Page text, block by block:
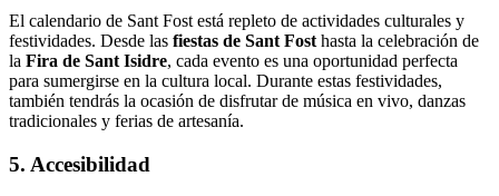
El calendario de Sant Fost está repleto de actividades culturales y
festividades. Desde las fiestas de Sant Fost hasta la celebración de
la Fira de Sant Isidre, cada evento es una oportunidad perfecta
para sumergirse en la cultura local. Durante estas festividades,
también tendrás la ocasión de disfrutar de música en vivo, danzas
tradicionales y ferias de artesanía.
5. Accesibilidad